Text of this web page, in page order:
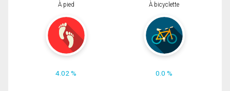
À pied
4.02 %
À bicyclette
0.0 %